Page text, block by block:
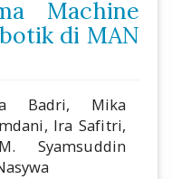
Machine
di MAN
Badri, Mika
Ira Safitri,
Syamsuddin